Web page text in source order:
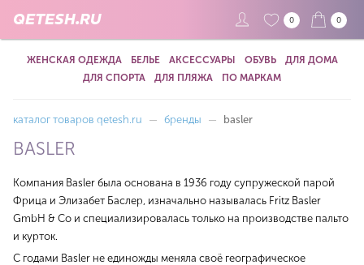
QETESH.RU 0 0
ЖЕНСКАЯ ОДЕЖДА БЕЛЬЕ АКСЕССУАРЫ ОБУВЬ
ДЛЯ ДОМА
ДЛЯ СПОРТА
ДЛЯ ПЛЯЖА ПО МАРКАМ
каталог товаров qetesh.ru — бренды — basler
BASLER
Компания Basler была основана в 1936 году супружеской парой
Фрица и Элизабет Баслер, изначально называлась Fritz Basler
GmbH & Co и специализировалась только на производстве пальто
и курток.
С годами Basler не единожды меняла своё географическое